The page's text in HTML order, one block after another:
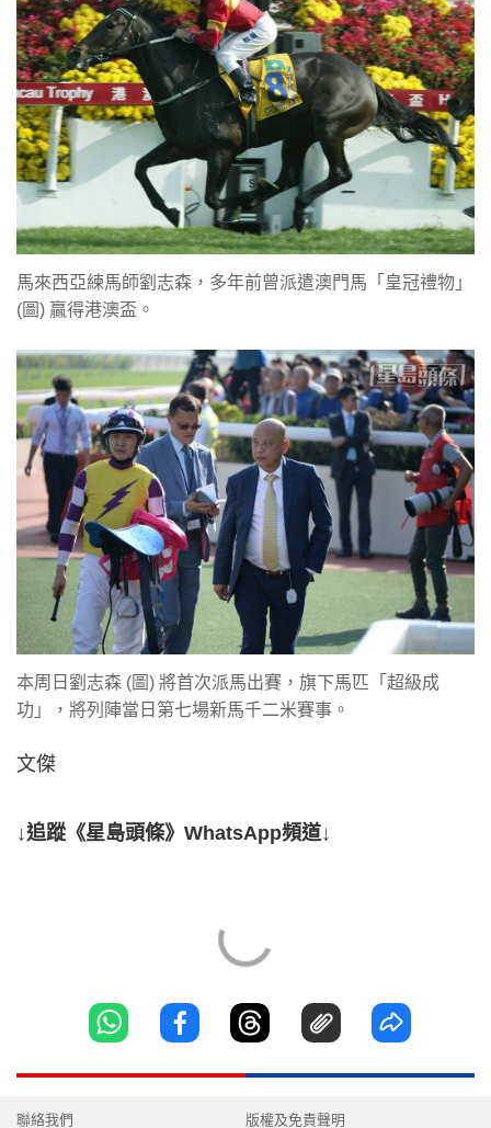
馬來西亞練馬師劉志森，多年前曾派遣澳門馬「皇冠禮物」
(圖) 贏得港澳盃。
本周日劉志森 (圖) 將首次派馬出賽，旗下馬匹「超級成
功」，將列陣當日第七場新馬千二米賽事。
文傑
↓追蹤《星島頭條》WhatsApp頻道↓
聯絡我們 版權及免責聲明